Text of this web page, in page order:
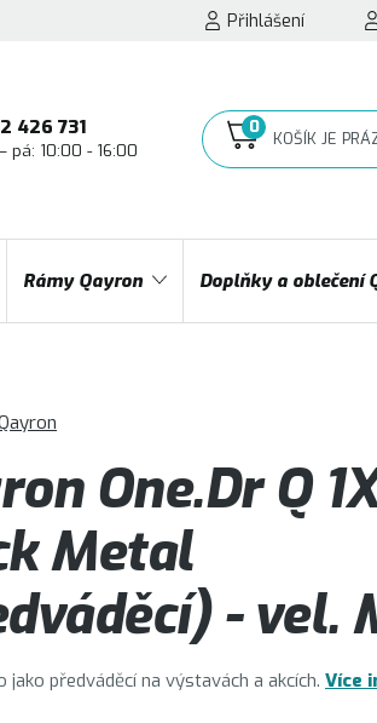
Přihlášení
426 731
pá: 10:00 - 16:00
NÁKUPNÍ
Rámy Qayron Doplňky a oblečení
One.Dr Q
Metal
- vel.
jako předváděcí na výstavách a akcích. Více